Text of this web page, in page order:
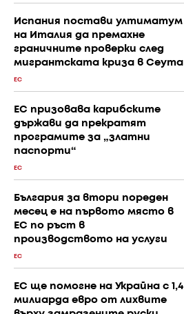
Испания постави ултиматум
на Италия да премахне
граничните проверки след
мигрантската криза в Сеута
ЕС
ЕС призовава карибските
държави да прекратят
програмите за „златни
паспорти“
ЕС
България за втори пореден
месец е на първото място в
ЕС по ръст в
производството на услуги
ЕС
ЕС ще помогне на Украйна с 1,4
милиарда евро от лихвите